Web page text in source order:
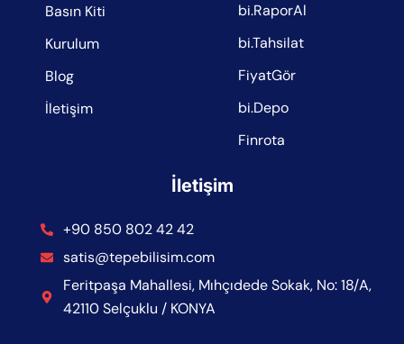
Basın Kiti
Kurulum
Blog
İletişim
bi.RaporAl
bi.Tahsilat
FiyatGör
bi.Depo
Finrota
İletişim
+90 850 802 42 42
satis@tepebilisim.com
Feritpaşa Mahallesi, Mıhçıdede Sokak, No: 18/A,
42110 Selçuklu / KONYA